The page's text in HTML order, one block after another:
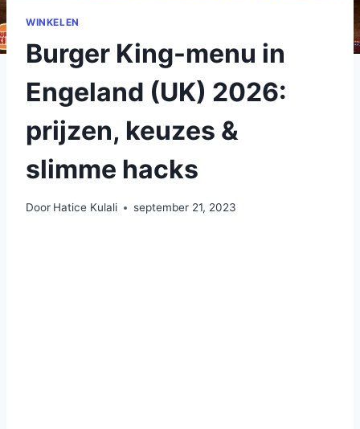
WINKELEN
Burger King-menu in
Engeland (UK) 2026:
prijzen, keuzes &
slimme hacks
Door Hatice Kulali september 21, 2023